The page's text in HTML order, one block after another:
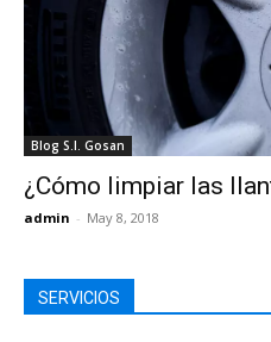
Blog S.I. Gosan
¿Cómo limpiar las
admin - May 8, 2018
SERVICIOS